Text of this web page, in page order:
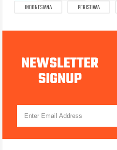
INDONESIANA
PERISTIWA
NEWSLETTER
SIGNUP